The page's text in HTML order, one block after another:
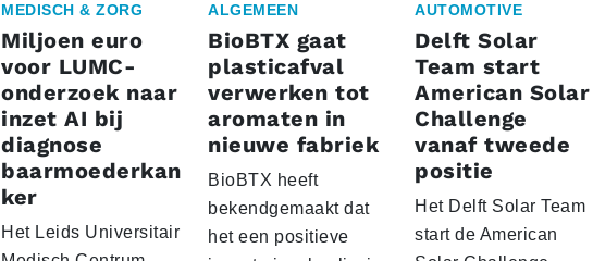
MEDISCH & ZORG
Miljoen euro
voor LUMC-
onderzoek naar
inzet AI bij
diagnose
baarmoederkan
ker
Het Leids Universitair
ALGEMEEN
BioBTX gaat
plasticafval
verwerken tot
aromaten in
nieuwe fabriek
BioBTX heeft
bekendgemaakt dat
het een positieve
AUTOMOTIVE
Delft Solar
Team start
American Solar
Challenge
vanaf tweede
positie
Het Delft Solar Team
start de American